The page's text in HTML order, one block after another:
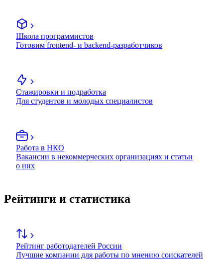
Школа программистов
Готовим frontend- и backend-разработчиков
Стажировки и подработка
Для студентов и молодых специалистов
Работа в НКО
Вакансии в некоммерческих организациях и статьи
о них
Рейтинги и статистика
Рейтинг работодателей России
Лучшие компании для работы по мнению соискателей